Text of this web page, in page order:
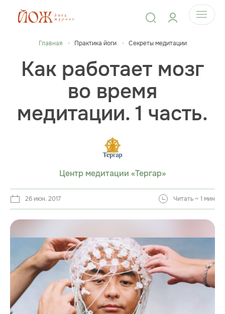
Главная Практика йоги Секреты медитации
Как работает мозг
во время
медитации. 1 часть.
Центр медитации «Тергар»
26 июн. 2017 Читать ~ 1 мин